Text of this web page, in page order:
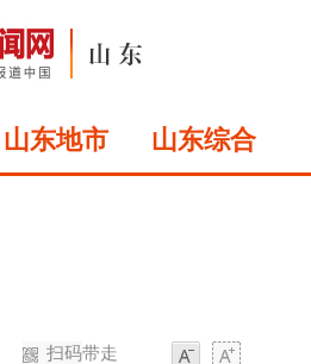
山东地市 山东综合
扫码带走